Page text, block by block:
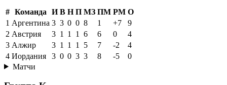
# Команда И В Н П МЗ ПМ РМ О
1 Аргентина 3 3 0 0 8 1 +7
9
2 Австрия 3 1 1 1 6 6 0
4
3 Алжир 3 1 1 1 5 7 -2
4
4 Иордания 3 0 0 3 3 8 -5
0
Матчи